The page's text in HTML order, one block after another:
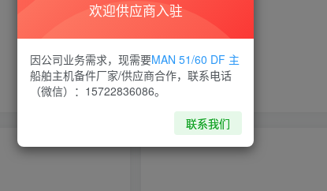
喜欢就支持一下吧
点赞12 分享 收藏
欢迎供应商入驻
因公司业务需求，现需要MAN 51/60 DF 主
船舶主机备件厂家/供应商合作，联系电话
（微信）：15722836086。
联系我们